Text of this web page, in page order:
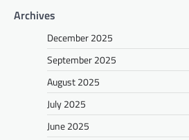
Archives
December 2025
September 2025
August 2025
July 2025
June 2025